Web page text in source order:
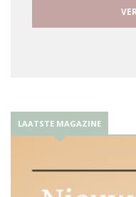
LAATSTE MAGAZINE